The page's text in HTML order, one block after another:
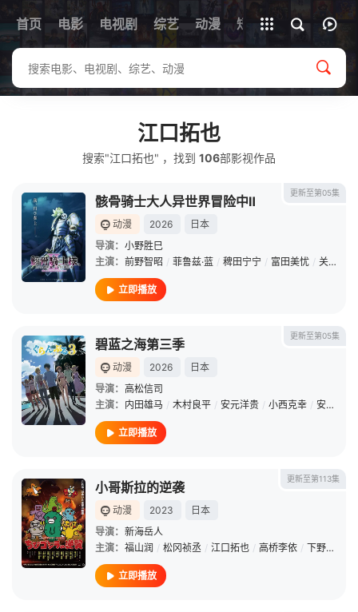
首页 电影 电视剧 综艺 动漫 短剧
全部影片
江口拓也
搜索"江口拓也" ，找到 106部影视作品
更新至第05集
骸骨骑士大人异世界冒险中Ⅱ
动漫 2026
日本
导演： 小野胜巳
主演： 前野智昭 / 菲鲁兹·蓝 / 稗田宁宁 / 富田美忧 / 关俊彦
立即播放
更新至第05集
碧蓝之海第三季
动漫 2026
日本
导演： 高松信司
主演： 内田雄马 / 木村良平 / 安元洋贵 / 小西克幸 / 安济知佳
立即播放
更新至第113集
小哥斯拉的逆袭
动漫 2023
日本
导演： 新海岳人
主演： 福山润 / 松冈祯丞 / 江口拓也 / 高桥李依 / 下野纮
立即播放